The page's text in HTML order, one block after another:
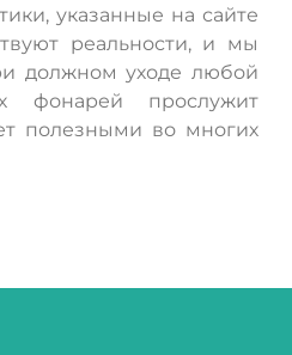
указанные на сайте
реальности, и мы
должном уходе любой
фонарей прослужит
полезными во многих